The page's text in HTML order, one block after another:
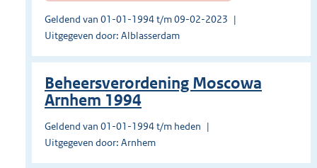
Geldend van 01-01-1994 t/m 09-02-2023
Uitgegeven door: Alblasserdam
Beheersverordening Moscowa
Arnhem 1994
Geldend van 01-01-1994 t/m heden
Uitgegeven door: Arnhem